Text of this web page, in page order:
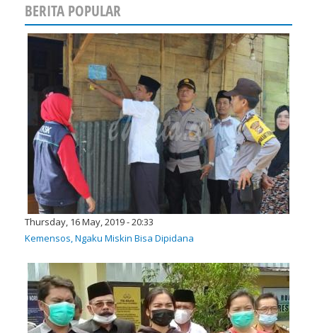
BERITA POPULAR
Thursday, 16 May, 2019 - 20:33
Kemensos, Ngaku Miskin Bisa Dipidana